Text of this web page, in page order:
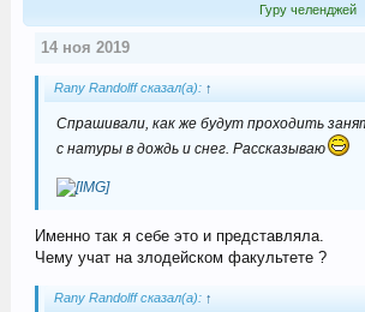
Гуру челенджей
14 ноя 2019
Rany Randolff сказал(а): ↑
Спрашивали, как же будут проходить
с натуры в дождь и снег. Рассказываю
Именно так я себе это и представляла.
Чему учат на злодейском факультете ?
Rany Randolff сказал(а): ↑